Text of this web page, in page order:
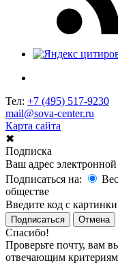
Тел: +7 (495) 517-9230
mail@sova-center.ru
Карта сайта
✖
Подписка
Ваш адрес
Подписаться на:
обществе
Введите код с
Подписаться
Отмена
Спасибо!
Проверьте почту, вам
отвечающим критериям